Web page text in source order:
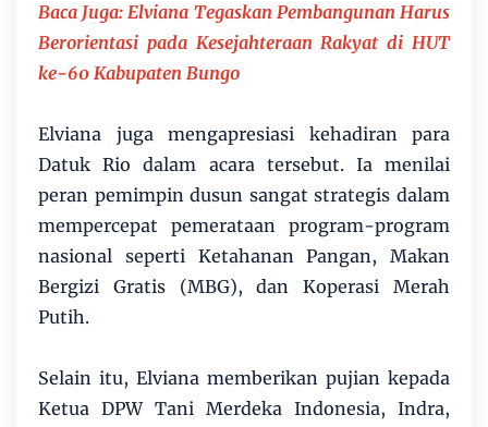
Baca Juga: Elviana Tegaskan Pembangunan Harus
Berorientasi pada Kesejahteraan Rakyat di HUT
ke-60 Kabupaten Bungo
Elviana juga mengapresiasi kehadiran para
Datuk Rio dalam acara tersebut. Ia menilai
peran pemimpin dusun sangat strategis dalam
mempercepat pemerataan program-program
nasional seperti Ketahanan Pangan, Makan
Bergizi Gratis (MBG), dan Koperasi Merah
Putih.
Selain itu, Elviana memberikan pujian kepada
Ketua DPW Tani Merdeka Indonesia, Indra,